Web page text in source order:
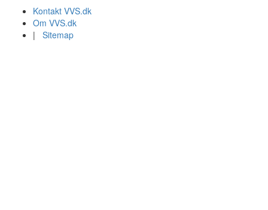
Kontakt VVS.dk
Om VVS.dk
| Sitemap